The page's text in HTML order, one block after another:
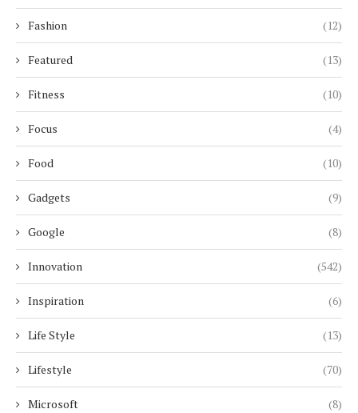
Fashion (12)
Featured (13)
Fitness (10)
Focus (4)
Food (10)
Gadgets (9)
Google (8)
Innovation (542)
Inspiration (6)
Life Style (13)
Lifestyle (70)
Microsoft (8)